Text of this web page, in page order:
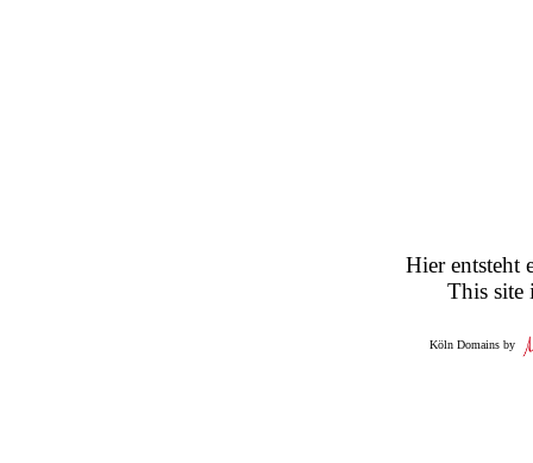
Hier entsteht
This site
Köln Domains by